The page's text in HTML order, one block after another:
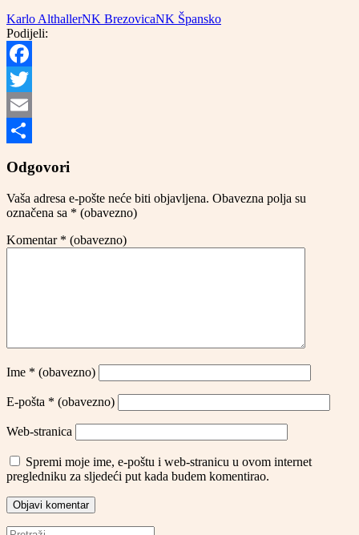
Karlo AlthallerNK BrezovicaNK Špansko
Podijeli:
Facebook
Twitter
Email
Odgovori
Vaša adresa e-pošte neće biti objavljena. Obavezna polja su
označena sa * (obavezno)
Komentar * (obavezno)
Ime * (obavezno)
E-pošta * (obavezno)
Web-stranica
Spremi moje ime, e-poštu i web-stranicu u ovom internet
pregledniku za sljedeći put kada budem komentirao.